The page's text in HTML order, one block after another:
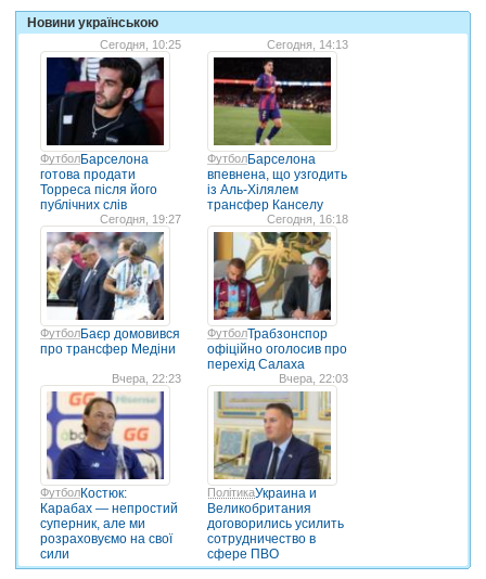
Новини українською
Сегодня, 10:25
ФутболБарселона
готова продати
Торреса після його
публічних слів
Сегодня, 14:13
ФутболБарселона
впевнена, що узгодить
із Аль-Хілялем
трансфер Канселу
Сегодня, 19:27
ФутболБаєр домовився
про трансфер Медіни
Сегодня, 16:18
ФутболТрабзонспор
офіційно оголосив про
перехід Салаха
Вчера, 22:23
ФутболКостюк:
Карабах — непростий
суперник, але ми
розраховуємо на свої
сили
Вчера, 22:03
ПолітикаУкраина и
Великобритания
договорились усилить
сотрудничество в
сфере ПВО